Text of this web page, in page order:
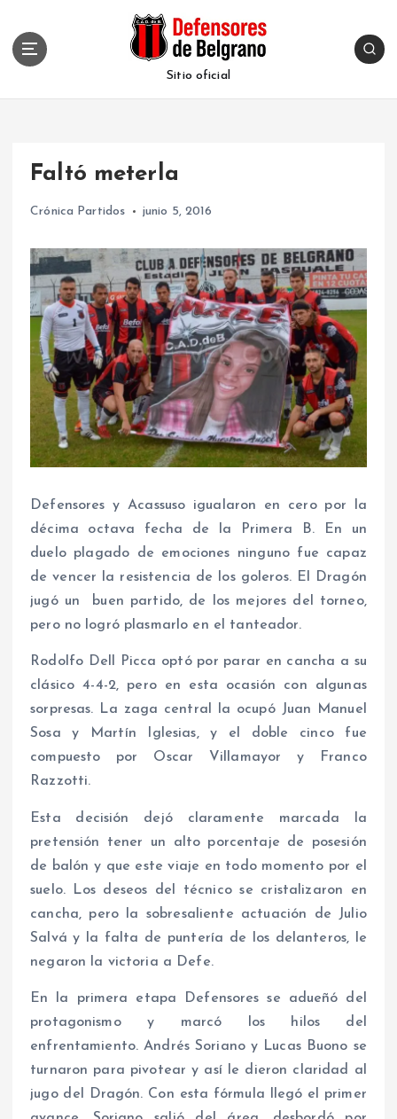
Sitio oficial
Faltó meterla
Crónica Partidos junio 5, 2016
Defensores y Acassuso igualaron en cero por la
décima octava fecha de la Primera B. En un
duelo plagado de emociones ninguno fue capaz
de vencer la resistencia de los goleros. El Dragón
jugó un buen partido, de los mejores del torneo,
pero no logró plasmarlo en el tanteador.
Rodolfo Dell Picca optó por parar en cancha a su
clásico 4-4-2, pero en esta ocasión con algunas
sorpresas. La zaga central la ocupó Juan Manuel
Sosa y Martín Iglesias, y el doble cinco fue
compuesto por Oscar Villamayor y Franco
Razzotti.
Esta decisión dejó claramente marcada la
pretensión tener un alto porcentaje de posesión
de balón y que este viaje en todo momento por el
suelo. Los deseos del técnico se cristalizaron en
cancha, pero la sobresaliente actuación de Julio
Salvá y la falta de puntería de los delanteros, le
negaron la victoria a Defe.
En la primera etapa Defensores se adueñó del
protagonismo y marcó los hilos del
enfrentamiento. Andrés Soriano y Lucas Buono se
turnaron para pivotear y así le dieron claridad al
jugo del Dragón. Con esta fórmula llegó el primer